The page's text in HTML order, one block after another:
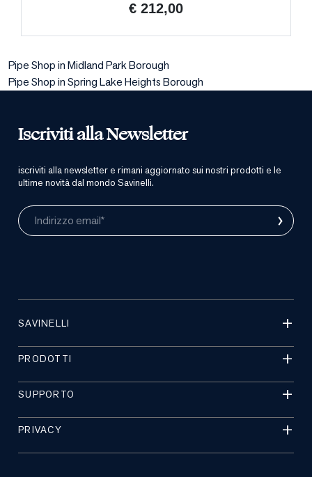
€ 212,00
Pipe Shop in Midland Park Borough
Pipe Shop in Spring Lake Heights Borough
Iscriviti alla Newsletter
iscriviti alla newsletter e rimani aggiornato sui nostri prodotti e le
ultime novità dal mondo Savinelli.
Indirizzo email* ›
SAVINELLI
PRODOTTI
SUPPORTO
PRIVACY